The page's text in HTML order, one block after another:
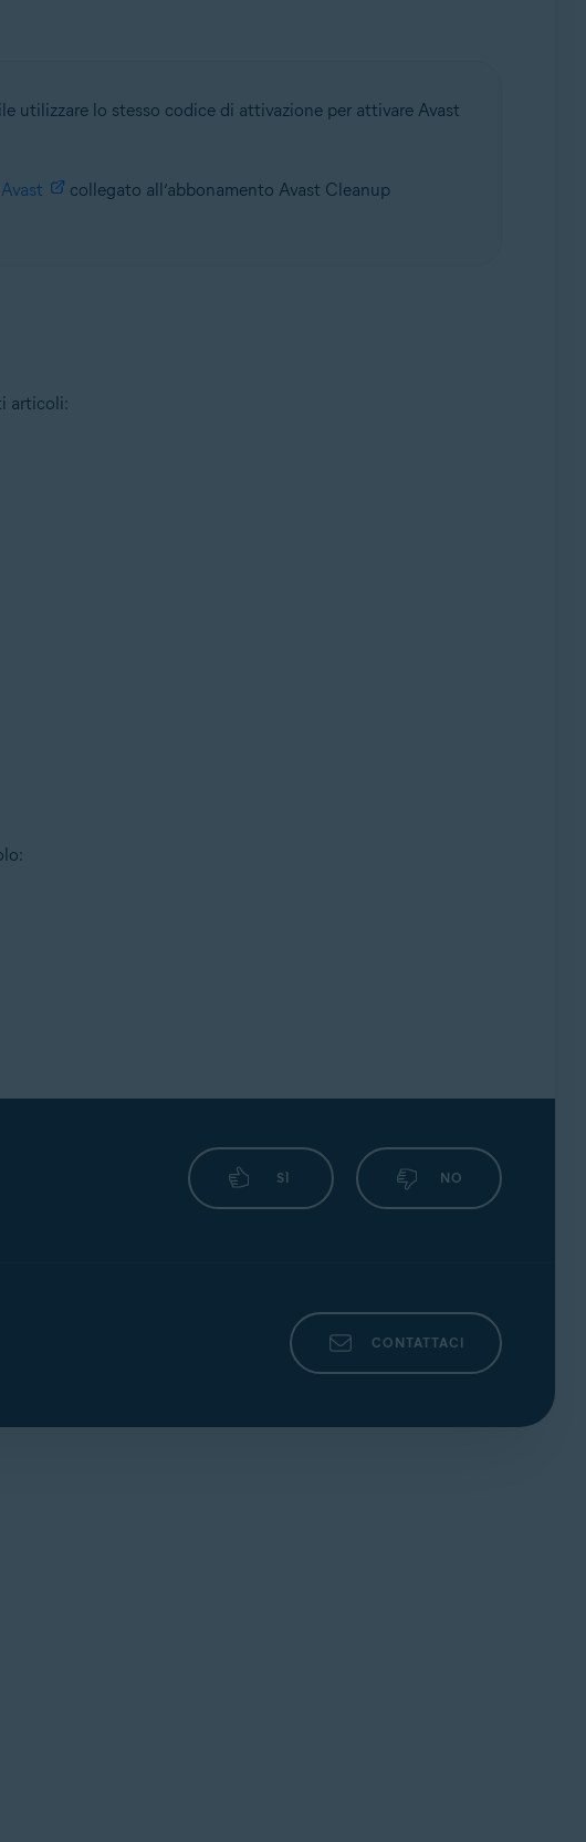
utilizzare lo stesso codice di attivazione per attivare Avast
collegato all’abbonamento Avast Cleanup
articoli:
SÌ NO
CONTATTACI